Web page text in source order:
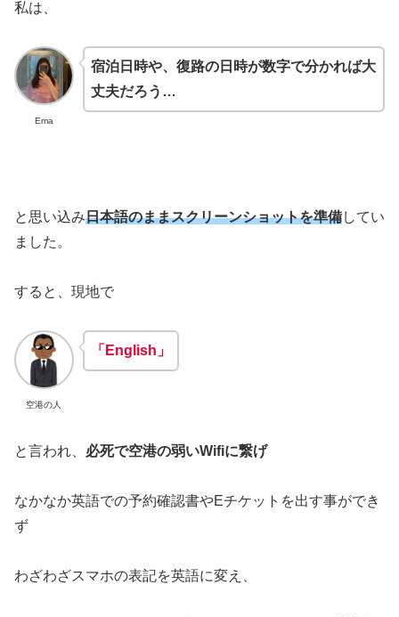
私は、
Ema
宿泊日時や、復路の日時が数字で分かれば大
丈夫だろう…
と思い込み日本語のままスクリーンショットを準備してい
ました。
すると、現地で
空港の人
「English」
と言われ、 必死で空港の弱いWifiに繋げ
なかなか英語での予約確認書やEチケットを出す事ができ
ず
わざわざスマホの表記を英語に変え、